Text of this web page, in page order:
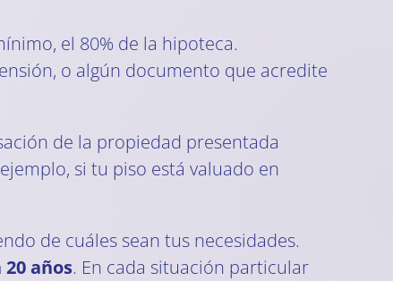
el 80% de la hipoteca.
o algún documento que acredite
de la propiedad presentada
si tu piso está valuado en
de cuáles sean tus necesidades.
años. En cada situación particular